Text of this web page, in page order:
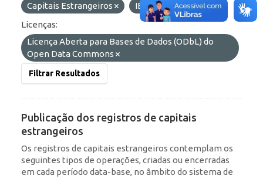
Capitais Estrangeiros
IED
Portfólio
Licenças:
Licença Aberta para Bases de Dados (ODbL) do
Open Data Commons
Filtrar Resultados
Publicação dos registros de capitais
estrangeiros
Os registros de capitais estrangeiros contemplam os
seguintes tipos de operações, criadas ou encerradas
em cada período data-base, no âmbito do sistema de